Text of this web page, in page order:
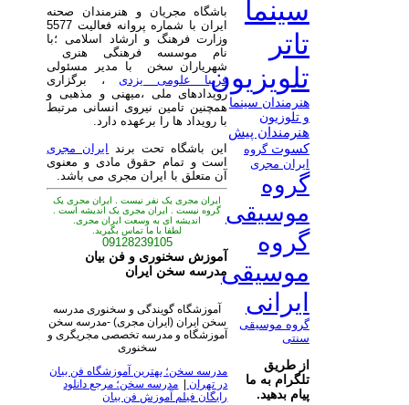
باشگاه مجریان و هنرمندان صحنه
ایران با شماره پروانه فعالیت 5577
وزارت فرهنگ و ارشاد اسلامی ؛با
نام موسسه فرهنگی هنری
شهریاران سخن با مدیر مسئولی
فریبا علومی یزدی ، برگزاری
رویدادهای ملی ،میهنی و مذهبی و
همچنین تامین نیروی انسانی مرتبط
با رویداد ها را برعهده دارد.
این باشگاه تحت برند ایران مجری
است و تمام حقوق مادی و معنوی
آن متعلق با ایران مجری می باشد.
ایران مجری یک نفر نیست . ایران مجری یک
گروه نیست . ایران مجری یک اندیشه است .
اندیشه ای به وسعت ایران مجری.
لطفا با ما تماس بگیرید.
09128239105
آموزش سخنوری و فن بیان
مدرسه سخن ایران
آموزشگاه گویندگی و سخنوری مدرسه
سخن ایران (ایران مجری) -مدرسه سخن
آموزشگاه و مدرسه تخصصی مجریگری و
سخنوری
مدرسه سخن؛ بهترین آموزشگاه فن بیان
در تهران
مدرسه سخن؛ مرجع دانلود
رایگان فیلم آموزش فن بیان
سینما
تاتر
تلویزیون
هنرمندان سینما
و تلوزیون
هنرمندان پیش
کسوتگروه
ایران مجری
گروه
موسیقی
گروه
موسیقی
ایرانی
گروه موسیقی
سنتی
از طریق
تلگرام به ما
پیام بدهید.